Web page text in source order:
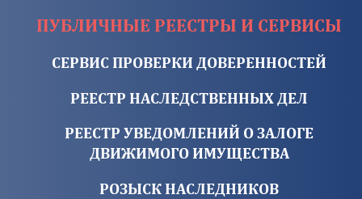
ПУБЛИЧНЫЕ РЕЕСТРЫ И СЕРВИСЫ
СЕРВИС ПРОВЕРКИ ДОВЕРЕННОСТЕЙ
РЕЕСТР НАСЛЕДСТВЕННЫХ ДЕЛ
РЕЕСТР УВЕДОМЛЕНИЙ О ЗАЛОГЕ
ДВИЖИМОГО ИМУЩЕСТВА
РОЗЫСК НАСЛЕДНИКОВ